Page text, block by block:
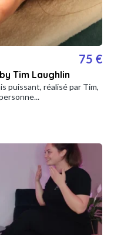
Tim Laughlin
75 €
puissant, réalisé par Tim,